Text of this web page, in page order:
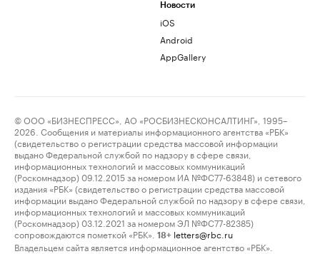
Новости
iOS
Android
AppGallery
© ООО «БИЗНЕСПРЕСС», АО «РОСБИЗНЕСКОНСАЛТИНГ», 1995–
2026. Сообщения и материалы информационного агентства «РБК»
(свидетельство о регистрации средства массовой информации
выдано Федеральной службой по надзору в сфере связи,
информационных технологий и массовых коммуникаций
(Роскомнадзор) 09.12.2015 за номером ИА №ФС77-63848) и сетевого
издания «РБК» (свидетельство о регистрации средства массовой
информации выдано Федеральной службой по надзору в сфере связи,
информационных технологий и массовых коммуникаций
(Роскомнадзор) 03.12.2021 за номером ЭЛ №ФС77-82385)
сопровождаются пометкой «РБК».
18+ letters@rbc.ru
Владельцем сайта является информационное агентство «РБК».